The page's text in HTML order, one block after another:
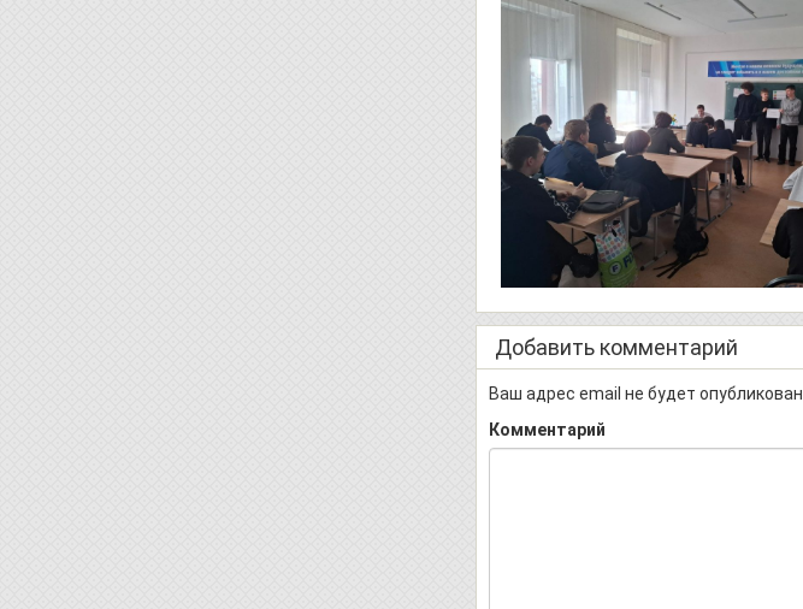
Добавить комментарий
Ваш адрес email не будет опубликован.
Комментарий